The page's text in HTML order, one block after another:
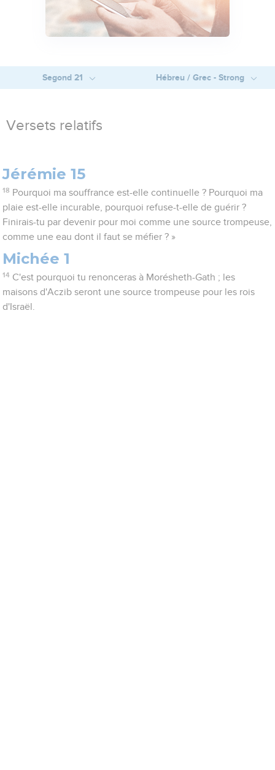
Segond 21 Hébreu / Grec - Strong
Versets relatifs
Jérémie 15
18 Pourquoi ma souffrance est-elle continuelle ? Pourquoi ma
plaie est-elle incurable, pourquoi refuse-t-elle de guérir ?
Finirais-tu par devenir pour moi comme une source trompeuse,
comme une eau dont il faut se méfier ? »
Michée 1
14 C'est pourquoi tu renonceras à Morésheth-Gath ; les
maisons d'Aczib seront une source trompeuse pour les rois
d'Israël.